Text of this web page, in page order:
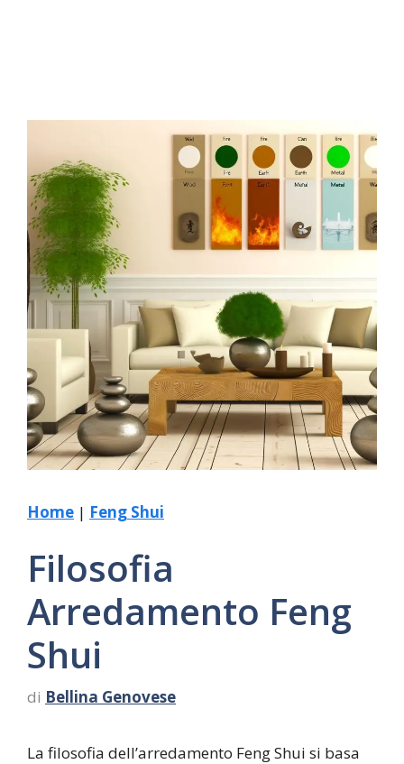
Home | Feng Shui
Filosofia
Arredamento Feng
Shui
di Bellina Genovese
La filosofia dell’arredamento Feng Shui si basa